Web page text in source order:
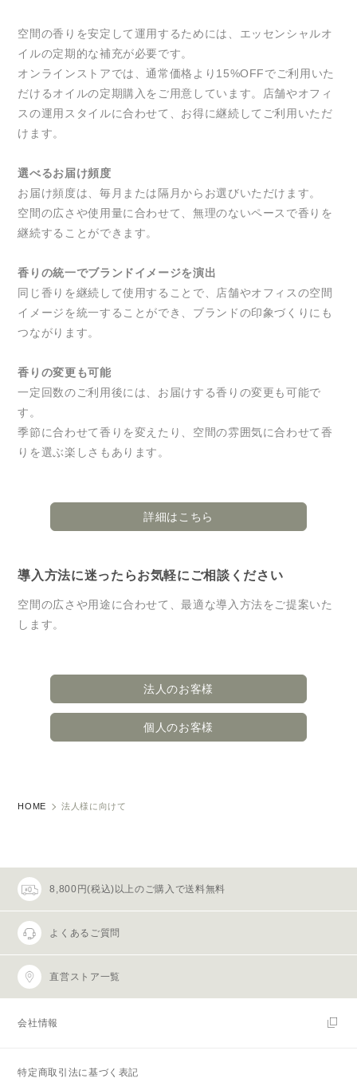
空間の香りを安定して運用するためには、エッセンシャルオ
イルの定期的な補充が必要です。
オンラインストアでは、通常価格より15%OFFでご利用いた
だけるオイルの定期購入をご用意しています。店舗やオフィ
スの運用スタイルに合わせて、お得に継続してご利用いただ
けます。
選べるお届け頻度
お届け頻度は、毎月または隔月からお選びいただけます。
空間の広さや使用量に合わせて、無理のないペースで香りを
継続することができます。
香りの統一でブランドイメージを演出
同じ香りを継続して使用することで、店舗やオフィスの空間
イメージを統一することができ、ブランドの印象づくりにも
つながります。
香りの変更も可能
一定回数のご利用後には、お届けする香りの変更も可能で
す。
季節に合わせて香りを変えたり、空間の雰囲気に合わせて香
りを選ぶ楽しさもあります。
詳細はこちら
導入方法に迷ったらお気軽にご相談ください
空間の広さや用途に合わせて、最適な導入方法をご提案いた
します。
法人のお客様
個人のお客様
HOME 法人様に向けて
8,800円(税込)以上のご購入で送料無料
よくあるご質問
直営ストア一覧
会社情報
特定商取引法に基づく表記